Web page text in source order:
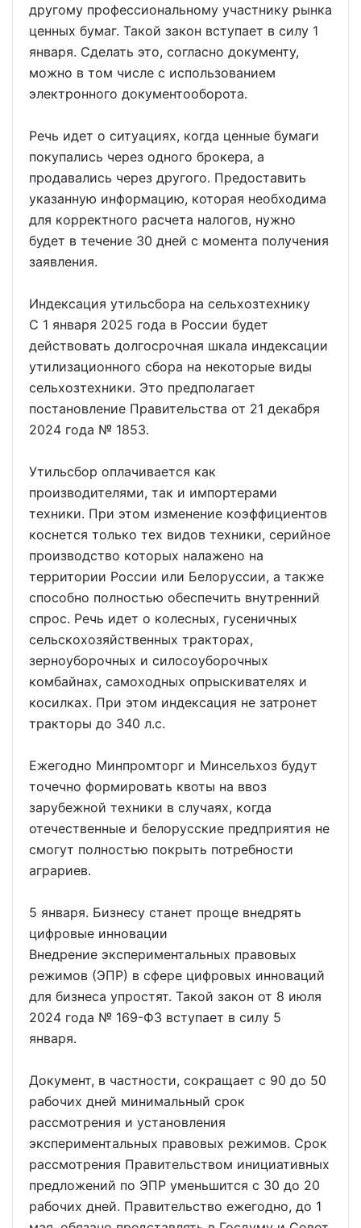
другому профессиональному участнику рынка
ценных бумаг. Такой закон вступает в силу 1
января. Сделать это, согласно документу,
можно в том числе с использованием
электронного документооборота.
Речь идет о ситуациях, когда ценные бумаги
покупались через одного брокера, а
продавались через другого. Предоставить
указанную информацию, которая необходима
для корректного расчета налогов, нужно
будет в течение 30 дней с момента получения
заявления.
Индексация утильсбора на сельхозтехнику
С 1 января 2025 года в России будет
действовать долгосрочная шкала индексации
утилизационного сбора на некоторые виды
сельхозтехники. Это предполагает
постановление Правительства от 21 декабря
2024 года № 1853.
Утильсбор оплачивается как
производителями, так и импортерами
техники. При этом изменение коэффициентов
коснется только тех видов техники, серийное
производство которых налажено на
территории России или Белоруссии, а также
способно полностью обеспечить внутренний
спрос. Речь идет о колесных, гусеничных
сельскохозяйственных тракторах,
зерноуборочных и силосоуборочных
комбайнах, самоходных опрыскивателях и
косилках. При этом индексация не затронет
тракторы до 340 л.с.
Ежегодно Минпромторг и Минсельхоз будут
точечно формировать квоты на ввоз
зарубежной техники в случаях, когда
отечественные и белорусские предприятия не
смогут полностью покрыть потребности
аграриев.
5 января. Бизнесу станет проще внедрять
цифровые инновации
Внедрение экспериментальных правовых
режимов (ЭПР) в сфере цифровых инноваций
для бизнеса упростят. Такой закон от 8 июля
2024 года № 169-ФЗ вступает в силу 5
января.
Документ, в частности, сокращает с 90 до 50
рабочих дней минимальный срок
рассмотрения и установления
экспериментальных правовых режимов. Срок
рассмотрения Правительством инициативных
предложений по ЭПР уменьшится с 30 до 20
рабочих дней. Правительство ежегодно, до 1